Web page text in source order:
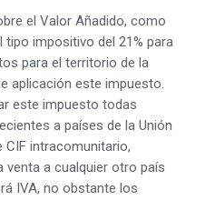
el Valor Añadido, como
tipo impositivo del 21% para
para el territorio de la
aplicación este impuesto.
este impuesto todas
a países de la Unión
CIF intracomunitario,
venta a cualquier otro país
IVA, no obstante los